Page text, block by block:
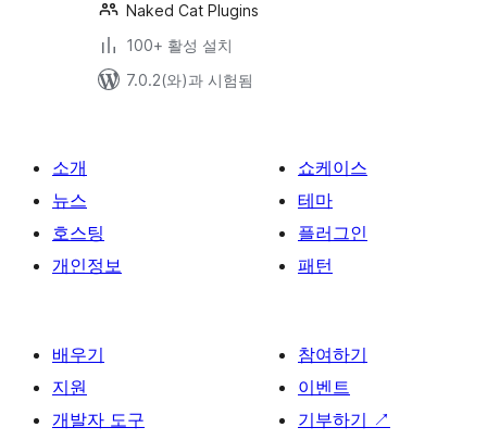
Naked Cat Plugins
100+ 활성 설치
7.0.2(와)과 시험됨
소개
뉴스
호스팅
개인정보
쇼케이스
테마
플러그인
패턴
배우기
지원
개발자 도구
참여하기
이벤트
기부하기 ↗